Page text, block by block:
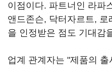
이점이다. 파트너인 라파
앤드존슨, 닥터자르트,
을 인정받은 점도 기대감
업계 관계자는 "제품의 출